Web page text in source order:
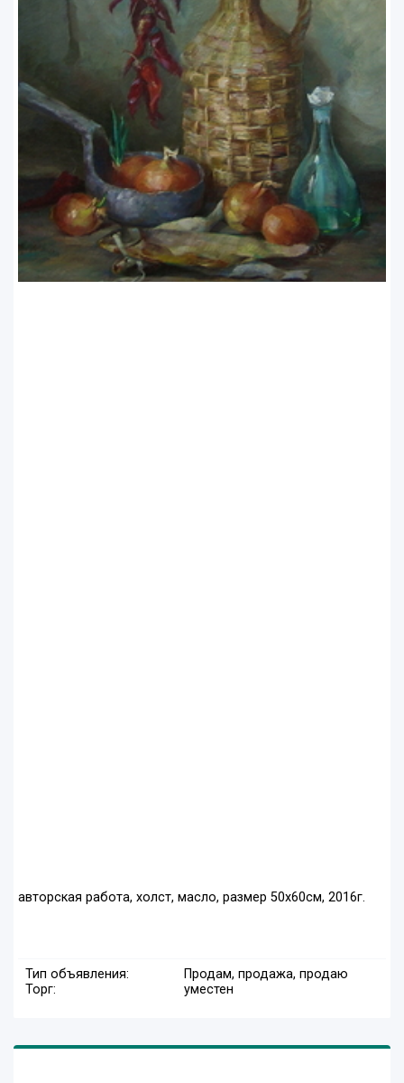
авторская работа, холст, масло, размер 50х60см, 2016г.
Тип объявления:
Продам, продажа, продаю
Торг:
уместен